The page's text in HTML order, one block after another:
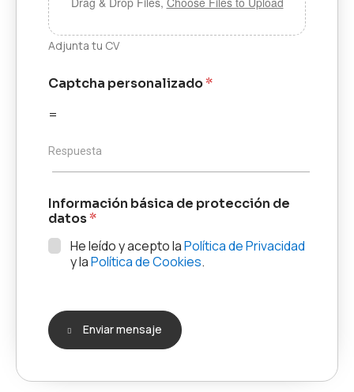
b
Adjunta tu CV
Captcha personalizado*
=
Respuesta
Información básica de protección de
datos*
He leído y acepto laPolítica de Privacidad
y laPolítica de Cookies.
Enviar mensaje